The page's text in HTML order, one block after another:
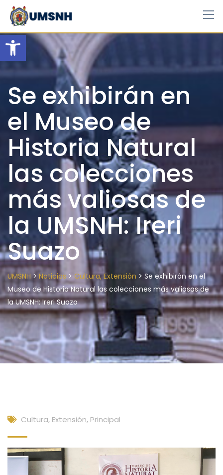
Open toolbar
Skip
content
Se exhibirán en
el Museo de
Historia Natural
las colecciones
más valiosas de
la UMSNH: Ireri
Suazo
UMSNH> Noticias > Cultura, Extensión > Se exhibirán en el
Museo de Historia Natural las colecciones más valiosas de
la UMSNH: Ireri Suazo
Cultura, Extensión, Principal